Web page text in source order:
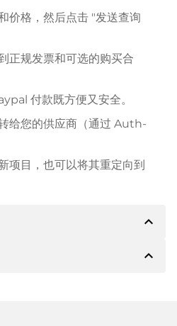
价格，然后点击 "发送查询
正规发票和可选的购买合
付款既方便又安全。
给您的供应商（通过 Auth-
项目，也可以将其重定向到
expand_less
您付款细节。房主随后会向您
expand_less